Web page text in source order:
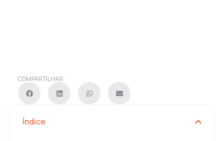
COMPARTILHAR:
Índice